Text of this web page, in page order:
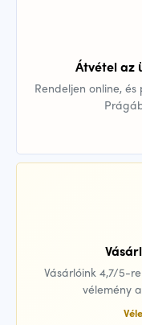
Átvétel az
Rendeljen online,
Vásárlóink 4,7/5-
vélemény